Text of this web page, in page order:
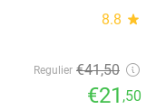
8.8 star
Regulier €41,50
€21 ,50